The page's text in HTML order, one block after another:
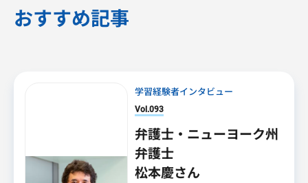
おすすめ記事
学習経験者インタビュー
Vol.093
弁護士・ニューヨーク州
弁護士
松本慶さん